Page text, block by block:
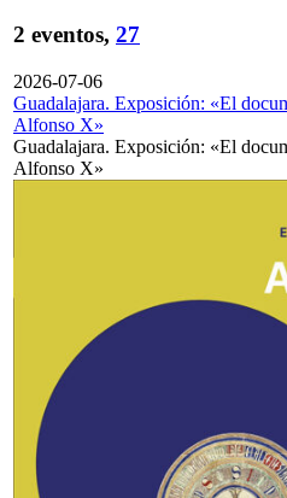
2 eventos, 27
2026-07-06
Guadalajara. Exposición: «El
Alfonso X»
Guadalajara. Exposición: «El
Alfonso X»